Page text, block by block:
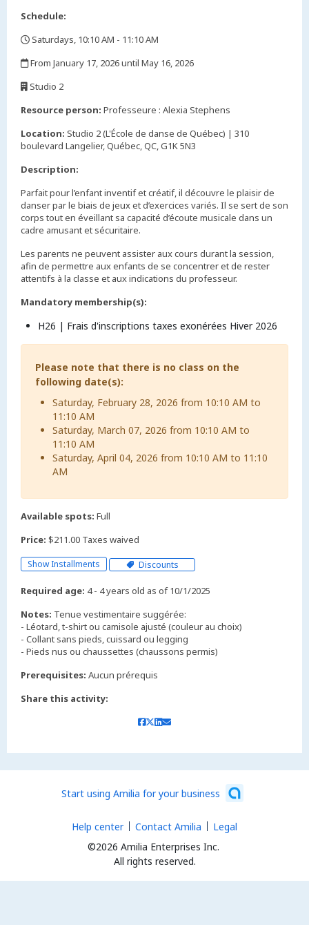
Schedule:
Saturdays, 10:10 AM - 11:10 AM
From January 17, 2026 until May 16, 2026
Studio 2
Resource person: Professeure : Alexia Stephens
Location: Studio 2 (L'École de danse de Québec) | 310
boulevard Langelier, Québec, QC, G1K 5N3
Description:
Parfait pour l’enfant inventif et créatif, il découvre le plaisir de
danser par le biais de jeux et d’exercices variés. Il se sert de son
corps tout en éveillant sa capacité d’écoute musicale dans un
cadre amusant et sécuritaire.
Les parents ne peuvent assister aux cours durant la session,
afin de permettre aux enfants de se concentrer et de rester
attentifs à la classe et aux indications du professeur.
Mandatory membership(s):
H26 | Frais d'inscriptions taxes exonérées Hiver 2026
Please note that there is no class on the
following date(s):
Saturday, February 28, 2026 from 10:10 AM to
11:10 AM
Saturday, March 07, 2026 from 10:10 AM to
11:10 AM
Saturday, April 04, 2026 from 10:10 AM to 11:10
AM
Available spots: Full
Price: $211.00 Taxes waived
Show Installments Discounts
Required age: 4 - 4 years old as of 10/1/2025
Notes: Tenue vestimentaire suggérée:
- Léotard, t-shirt ou camisole ajusté (couleur au choix)
- Collant sans pieds, cuissard ou legging
Prerequisites: Aucun prérequis
Share this activity:
Start using Amilia for your business
©2026 Amilia Enterprises Inc.
All rights reserved.
Help center Contact Amilia Legal